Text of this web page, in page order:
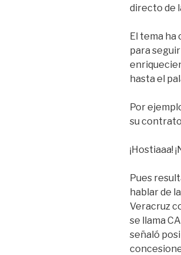
directo de
El tema ha
para
hasta el
Por
su
¡Hostiaaa!
Pues
hablar de
Veracruz
se llama
señaló